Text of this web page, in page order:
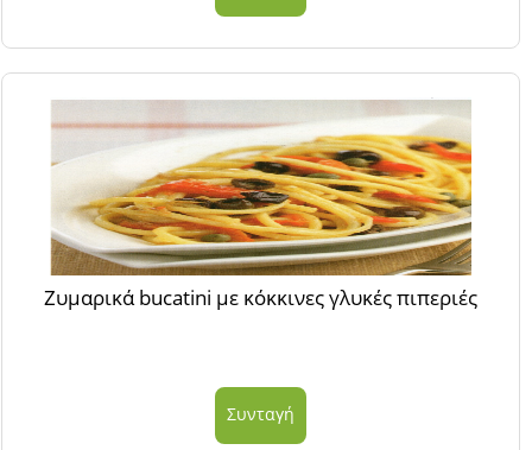
Ζυμαρικά bucatini με κόκκινες γλυκές πιπεριές
Συνταγή